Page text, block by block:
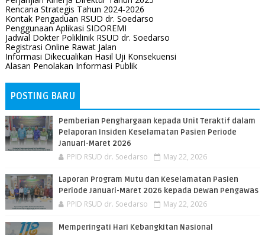
Rencana Strategis Tahun 2024-2026
Kontak Pengaduan RSUD dr. Soedarso
Penggunaan Aplikasi SIDOREMI
Jadwal Dokter Poliklinik RSUD dr. Soedarso
Registrasi Online Rawat Jalan
Informasi Dikecualikan Hasil Uji Konsekuensi
Alasan Penolakan Informasi Publik
POSTING BARU
Pemberian Penghargaan kepada Unit Teraktif dalam
Pelaporan Insiden Keselamatan Pasien Periode
Januari-Maret 2026
PPID RSUD dr. Soedarso May 22, 2026
Laporan Program Mutu dan Keselamatan Pasien
Periode Januari-Maret 2026 kepada Dewan Pengawas
PPID RSUD dr. Soedarso May 22, 2026
Memperingati Hari Kebangkitan Nasional